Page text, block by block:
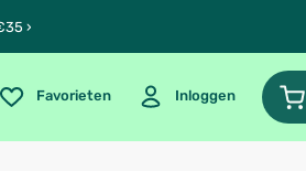
›
Favorieten Inloggen